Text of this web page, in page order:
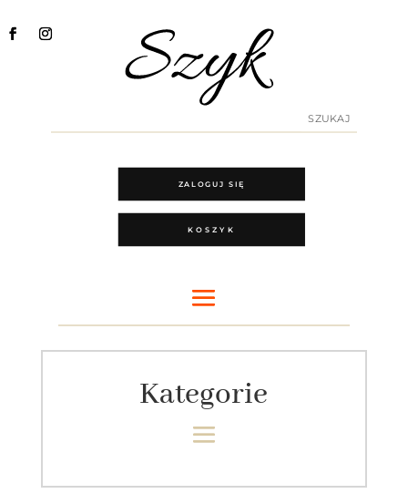
ZALOGUJ SIĘ
KOSZYK
Kategorie